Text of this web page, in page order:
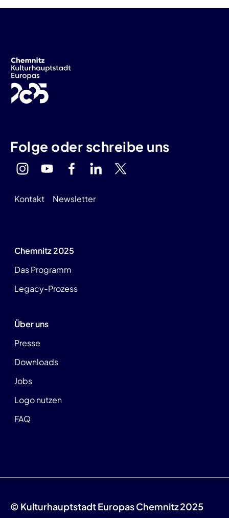
Folge oder schreibe uns
Kontakt Newsletter
Chemnitz 2025
Das Programm
Legacy-Prozess
Über uns
Presse
Downloads
Jobs
Logo nutzen
FAQ
© Kulturhauptstadt Europas Chemnitz 2025